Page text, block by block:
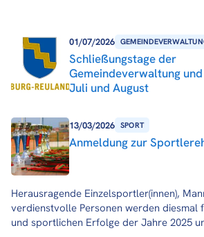
01/07/2026
Schließungstage der
Gemeindeverwaltung
Juli und August
13/03/2026 SPORT
Anmeldung zur
Herausragende Einzelsportler(innen),
verdienstvolle Personen werden diesmal
und sportlichen Erfolge der Jahre 2025